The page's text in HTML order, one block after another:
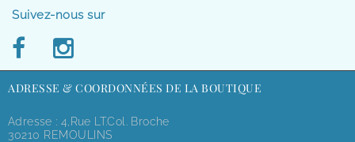
Suivez-nous sur
ADRESSE & COORDONNÉES DE LA BOUTIQUE
Adresse : 4,rue LT.Col. Broche
30210 REMOULINS